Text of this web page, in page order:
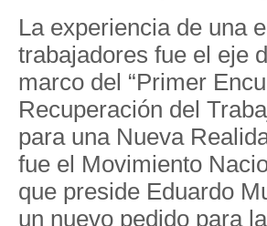
La experiencia de una
trabajadores fue el eje
marco del “Primer
Recuperación del
para una Nueva
fue el Movimiento
que preside Eduardo
un nuevo pedido para